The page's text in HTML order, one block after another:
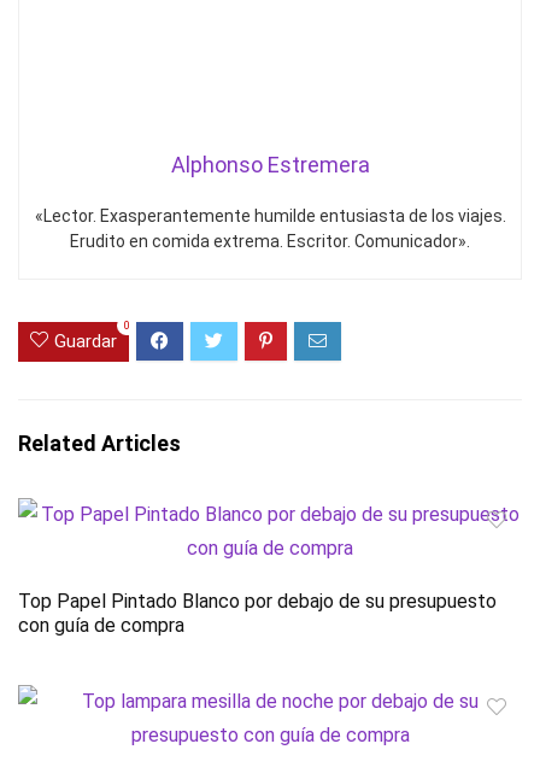
Alphonso Estremera
«Lector. Exasperantemente humilde entusiasta de los viajes.
Erudito en comida extrema. Escritor. Comunicador».
Guardar
0
Related Articles
Top Papel Pintado Blanco por debajo de su presupuesto
con guía de compra